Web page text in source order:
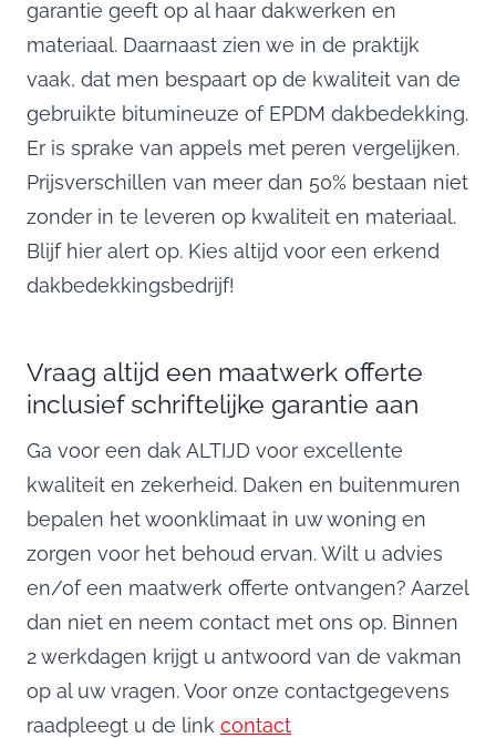
garantie geeft op al haar dakwerken en
materiaal. Daarnaast zien we in de praktijk
vaak, dat men bespaart op de kwaliteit van de
gebruikte bitumineuze of EPDM dakbedekking.
Er is sprake van appels met peren vergelijken.
Prijsverschillen van meer dan 50% bestaan niet
zonder in te leveren op kwaliteit en materiaal.
Blijf hier alert op. Kies altijd voor een erkend
dakbedekkingsbedrijf!
Vraag altijd een maatwerk offerte
inclusief schriftelijke garantie aan
Ga voor een dak ALTIJD voor excellente
kwaliteit en zekerheid. Daken en buitenmuren
bepalen het woonklimaat in uw woning en
zorgen voor het behoud ervan. Wilt u advies
en/of een maatwerk offerte ontvangen? Aarzel
dan niet en neem contact met ons op. Binnen
2 werkdagen krijgt u antwoord van de vakman
op al uw vragen. Voor onze contactgegevens
raadpleegt u de link contact